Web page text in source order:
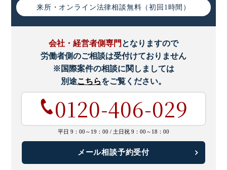
すく解説
来所・オンライン法律相談無料（初回1時間）
会社・経営者側専門 となりますので
労働者側のご相談は受付けておりません
※国際案件の相談に関しましては
別途こちらをご覧ください。
0120-406-029
平日 9：00～19：00 / 土日祝 9：00～18：00
メール相談予約受付